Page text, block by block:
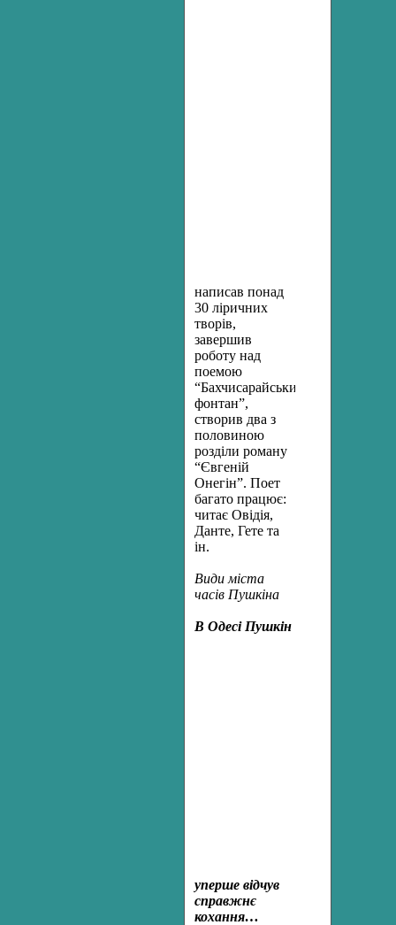
написав понад
30 ліричних
творів,
завершив
роботу над
поемою
“Бахчисарайський
фонтан”,
створив два з
половиною
розділи роману
“Євгеній
Онегін”. Поет
багато працює:
читає Овідія,
Данте, Гете та
ін.
Види міста
часів Пушкіна
В Одесі Пушкін
уперше відчув
справжнє
кохання…